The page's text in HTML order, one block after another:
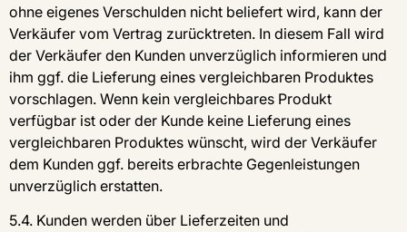
ohne eigenes Verschulden nicht beliefert wird, kann der
Verkäufer vom Vertrag zurücktreten. In diesem Fall wird
der Verkäufer den Kunden unverzüglich informieren und
ihm ggf. die Lieferung eines vergleichbaren Produktes
vorschlagen. Wenn kein vergleichbares Produkt
verfügbar ist oder der Kunde keine Lieferung eines
vergleichbaren Produktes wünscht, wird der Verkäufer
dem Kunden ggf. bereits erbrachte Gegenleistungen
unverzüglich erstatten.
5.4. Kunden werden über Lieferzeiten und